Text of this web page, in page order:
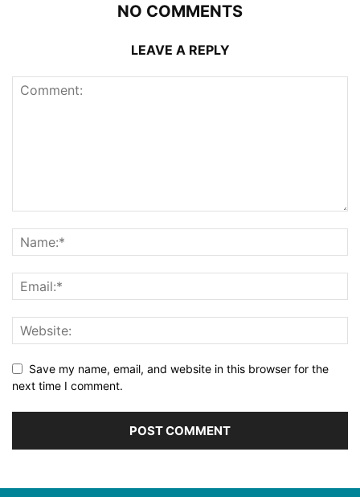
NO COMMENTS
LEAVE A REPLY
Save my name, email, and website in this browser for the
next time I comment.